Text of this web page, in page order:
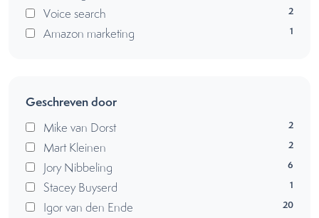
Voice search 2
Amazon marketing 1
Geschreven door
Mike van Dorst 2
Mart Kleinen 2
Jory Nibbeling 6
Stacey Buyserd 1
Igor van den Ende 20